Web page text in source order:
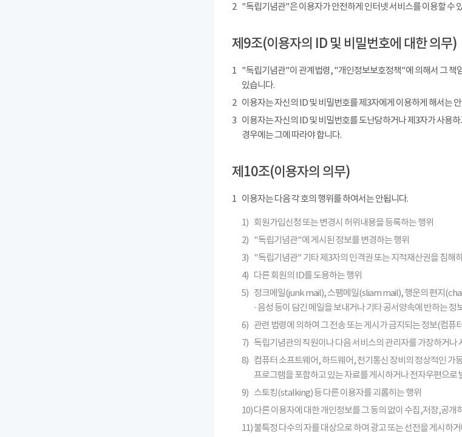
2 "독립기념관"은 이용자가 안전하게 인터넷 서비스를 이용할 수
제9조(이용자의 ID 및 비밀번호에 대한 의무)
1 "독립기념관"이 관계법령, "개인정보보호정책"에 의해서 그 책
있습니다.
2 이용자는 자신의 ID 및 비밀번호를 제3자에게 이용하게 해서는
3 이용자는 자신의 ID 및 비밀번호를 도난당하거나 제3자가 사용
경우에는 그에 따라야 합니다.
제10조(이용자의 의무)
1 이용자는 다음 각 호의 행위를 하여서는 안됩니다.
1) 회원가입신청 또는 변경시 허위내용을 등록하는 행위
2) "독립기념관"에 게시된 정보를 변경하는 행위
3) "독립기념관" 기타 제3자의 인격권 또는 지적재산권을 침해
4) 다른 회원의 ID를 도용하는 행위
5) 정크메일(junk mail), 스팸메일(sliam mail), 행운의 편지
· 음성 등이 담긴 메일을 보내거나 기타 공서양속에 반하는 정
6) 관련 법령에 의하여 그 전송 또는 게시가 금지되는 정보(컴퓨
7) 독립기념관의 직원이나 다음 서비스의 관리자를 가장하거나
8) 컴퓨터 소프트웨어, 하드웨어, 전기통신 장비의 정상적인 가
프로그램을 포함하고 있는 자료를 게시하거나 전자우편으로
9) 스토킹(stalking) 등 다른 이용자를 괴롭히는 행위
10)다른 이용자에 대한 개인정보를 그 동의 없이 수집,저장,공개
11)불특정 다수의 자를 대상으로 하여 광고 또는 선전을 게시하